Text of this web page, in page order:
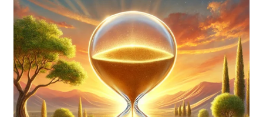
Herausforderungen:
Die
36
Strategeme
Und
Ihre
Anwendungen